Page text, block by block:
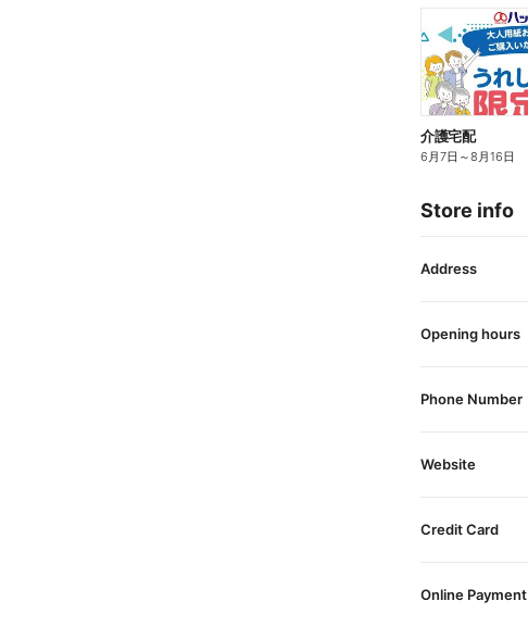
介護宅配
6月7日 ～8月16日
Store info
Address
Opening hours
Phone Number
Website
Credit Card
Online Payment